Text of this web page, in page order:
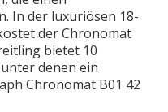
In der luxuriösen 18-
der Chronomat
bietet 10
denen ein
Chronomat B01 42